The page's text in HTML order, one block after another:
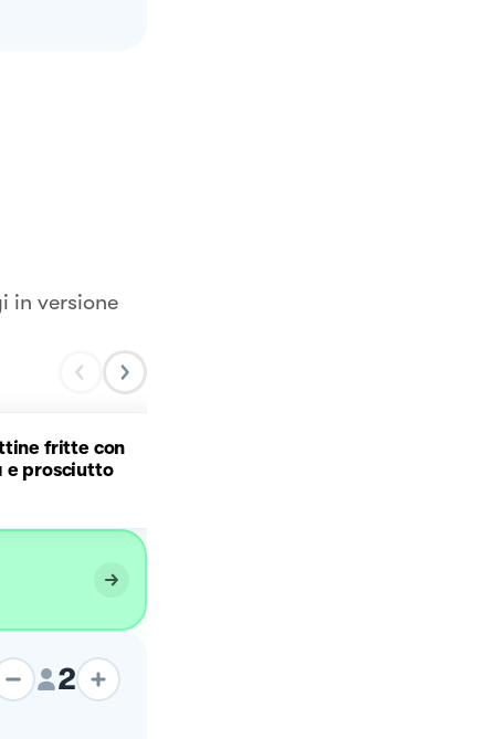
in versione
fritte con
e prosciutto
2